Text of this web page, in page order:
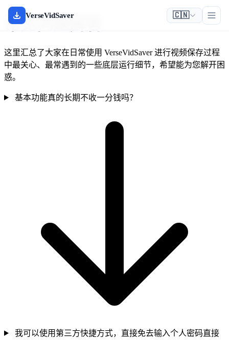
VerseVidSaver 🇨🇳
常见问题解答
这里汇总了大家在日常使用 VerseVidSaver 进行视频保存过程
中最关心、最常遇到的一些底层运行细节，希望能为您解开困
惑。
基本功能真的长期不收一分钱吗？
我可以使用第三方快捷方式，直接免去输入个人密码直接